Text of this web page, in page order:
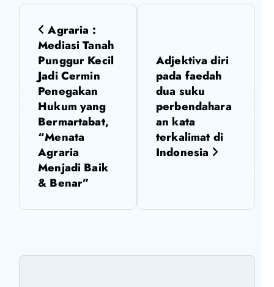
N
s
p
Agraria :
Mediasi Tanah
Punggur Kecil
Jadi Cermin
Penegakan
Hukum yang
Bermartabat,
“Menata
Agraria
Menjadi Baik
& Benar”
Adjektiva diri
pada faedah
dua suku
perbendahara
an kata
terkalimat di
Indonesia